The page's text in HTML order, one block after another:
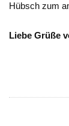
Hübsch zum
Liebe Grüße